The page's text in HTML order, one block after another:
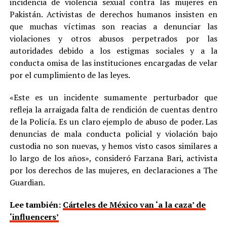
Pakistán. Activistas de derechos humanos insisten en
que muchas víctimas son reacias a denunciar las
violaciones y otros abusos perpetrados por las
autoridades debido a los estigmas sociales y a la
conducta omisa de las instituciones encargadas de velar
por el cumplimiento de las leyes.
«Este es un incidente sumamente perturbador que
refleja la arraigada falta de rendición de cuentas dentro
de la Policía. Es un claro ejemplo de abuso de poder. Las
denuncias de mala conducta policial y violación bajo
custodia no son nuevas, y hemos visto casos similares a
lo largo de los años», consideró Farzana Bari, activista
por los derechos de las mujeres, en declaraciones a The
Guardian.
Lee también: Cárteles de México van ‘a la caza’ de
‘influencers’